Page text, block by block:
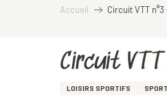
Accueil Circuit VTT
Circuit
LOISIRS SPORTIFS